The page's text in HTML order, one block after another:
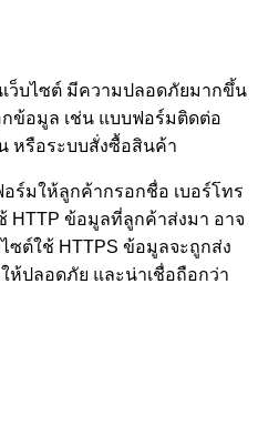
ว็บไซต์ มีความปลอดภัยมากขึ้น
กข้อมูล เช่น แบบฟอร์มติดต่อ
หรือระบบสั่งซื้อสินค้า
ร์มให้ลูกค้ากรอกชื่อ เบอร์โทร
HTTP ข้อมูลที่ลูกค้าส่งมา อาจ
ซต์ใช้ HTTPS ข้อมูลจะถูกส่ง
ห้ปลอดภัย และน่าเชื่อถือกว่า